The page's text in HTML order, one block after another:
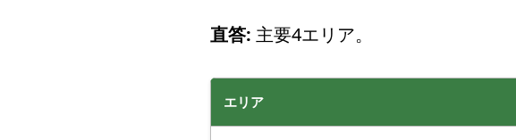
直答: 主要4エリア。
エリア